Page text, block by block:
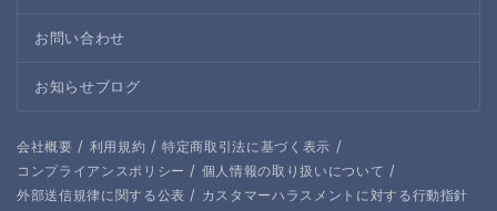
お問い合わせ
お知らせブログ
会社概要 / 利用規約 / 特定商取引法に基づく表示 /
コンプライアンスポリシー / 個人情報の取り扱いについて /
外部送信規律に関する公表 / カスタマーハラスメントに対する行動指針